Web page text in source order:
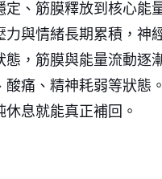
定、筋膜釋放到核心能
力與情緒長期累積，神
態，筋膜與能量流動逐
酸痛、精神耗弱等狀態
息就能真正補回。